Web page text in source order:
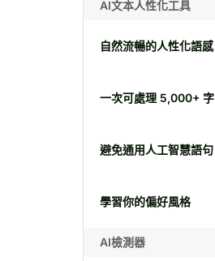
AI文本人性化工具
自然流暢的人性化語感
一次可處理 5,000+ 字
避免通用人工智慧語句
學習你的偏好風格
AI檢測器